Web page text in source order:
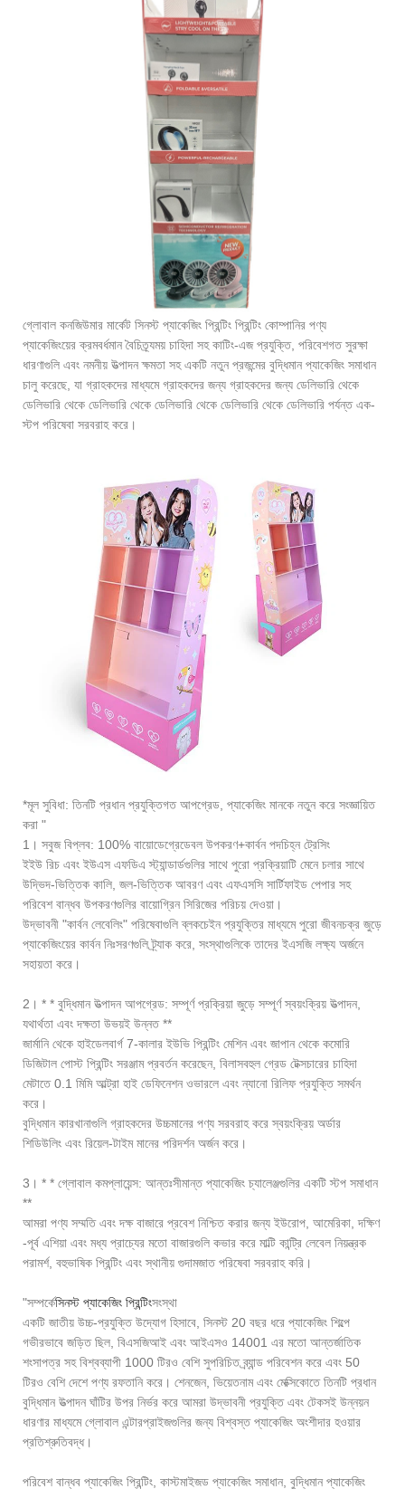
গ্লোবাল কনজিউমার মার্কেট সিনস্ট প্যাকেজিং প্রিন্টিং প্রিন্টিং কোম্পানির পণ্য
প্যাকেজিংয়ের ক্রমবর্ধমান বৈচিত্র্যময় চাহিদা সহ কাটিং-এজ প্রযুক্তি, পরিবেশগত সুরক্ষা
ধারণাগুলি এবং নমনীয় উত্পাদন ক্ষমতা সহ একটি নতুন প্রজন্মের বুদ্ধিমান প্যাকেজিং সমাধান
চালু করেছে, যা গ্রাহকদের মাধ্যমে গ্রাহকদের জন্য গ্রাহকদের জন্য ডেলিভারি থেকে
ডেলিভারি থেকে ডেলিভারি থেকে ডেলিভারি থেকে ডেলিভারি থেকে ডেলিভারি পর্যন্ত এক-
স্টপ পরিষেবা সরবরাহ করে।
*মূল সুবিধা: তিনটি প্রধান প্রযুক্তিগত আপগ্রেড, প্যাকেজিং মানকে নতুন করে সংজ্ঞায়িত
করা "
1। সবুজ বিপ্লব: 100% বায়োডেগ্রেডেবল উপকরণ+কার্বন পদচিহ্ন ট্রেসিং
ইইউ রিচ এবং ইউএস এফডিএ স্ট্যান্ডার্ডগুলির সাথে পুরো প্রক্রিয়াটি মেনে চলার সাথে
উদ্ভিদ-ভিত্তিক কালি, জল-ভিত্তিক আবরণ এবং এফএসসি সার্টিফাইড পেপার সহ
পরিবেশ বান্ধব উপকরণগুলির বায়োগ্রিন সিরিজের পরিচয় দেওয়া।
উদ্ভাবনী "কার্বন লেবেলিং" পরিষেবাগুলি ব্লকচেইন প্রযুক্তির মাধ্যমে পুরো জীবনচক্র জুড়ে
প্যাকেজিংয়ের কার্বন নিঃসরণগুলি ট্র্যাক করে, সংস্থাগুলিকে তাদের ইএসজি লক্ষ্য অর্জনে
সহায়তা করে।
2। * * বুদ্ধিমান উত্পাদন আপগ্রেড: সম্পূর্ণ প্রক্রিয়া জুড়ে সম্পূর্ণ স্বয়ংক্রিয় উত্পাদন,
যথার্থতা এবং দক্ষতা উভয়ই উন্নত **
জার্মানি থেকে হাইডেলবার্গ 7-কালার ইউভি প্রিন্টিং মেশিন এবং জাপান থেকে কমোরি
ডিজিটাল পোস্ট প্রিন্টিং সরঞ্জাম প্রবর্তন করেছেন, বিলাসবহুল গ্রেড টেক্সচারের চাহিদা
মেটাতে 0.1 মিমি আল্ট্রা হাই ডেফিনেশন ওভারলে এবং ন্যানো রিলিফ প্রযুক্তি সমর্থন
করে।
বুদ্ধিমান কারখানাগুলি গ্রাহকদের উচ্চমানের পণ্য সরবরাহ করে স্বয়ংক্রিয় অর্ডার
শিডিউলিং এবং রিয়েল-টাইম মানের পরিদর্শন অর্জন করে।
3। * * গ্লোবাল কমপ্লায়েন্স: আন্তঃসীমান্ত প্যাকেজিং চ্যালেঞ্জগুলির একটি স্টপ সমাধান
**
আমরা পণ্য সম্মতি এবং দক্ষ বাজারে প্রবেশ নিশ্চিত করার জন্য ইউরোপ, আমেরিকা, দক্ষিণ
-পূর্ব এশিয়া এবং মধ্য প্রাচ্যের মতো বাজারগুলি কভার করে মাল্টি কান্ট্রি লেবেল নিয়ন্ত্রক
পরামর্শ, বহুভাষিক প্রিন্টিং এবং স্থানীয় গুদামজাত পরিষেবা সরবরাহ করি।
"সম্পর্কেসিনস্ট প্যাকেজিং প্রিন্টিংসংস্থা
একটি জাতীয় উচ্চ-প্রযুক্তি উদ্যোগ হিসাবে, সিনস্ট 20 বছর ধরে প্যাকেজিং শিল্পে
গভীরভাবে জড়িত ছিল, বিএসজিআই এবং আইএসও 14001 এর মতো আন্তর্জাতিক
শংসাপত্র সহ বিশ্বব্যাপী 1000 টিরও বেশি সুপরিচিত ব্র্যান্ড পরিবেশন করে এবং 50
টিরও বেশি দেশে পণ্য রফতানি করে। শেনজেন, ভিয়েতনাম এবং মেক্সিকোতে তিনটি প্রধান
বুদ্ধিমান উত্পাদন ঘাঁটির উপর নির্ভর করে আমরা উদ্ভাবনী প্রযুক্তি এবং টেকসই উন্নয়ন
ধারণার মাধ্যমে গ্লোবাল এন্টারপ্রাইজগুলির জন্য বিশ্বস্ত প্যাকেজিং অংশীদার হওয়ার
প্রতিশ্রুতিবদ্ধ।
পরিবেশ বান্ধব প্যাকেজিং প্রিন্টিং, কাস্টমাইজড প্যাকেজিং সমাধান, বুদ্ধিমান প্যাকেজিং